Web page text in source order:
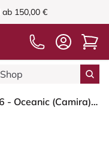
ab 150,00 €
HÅG Capisco 8106 - Oceanic (Camira) - Recyceltes Polyester - OCI014 - Light beige - Schwarz - 150mm (Sitzhöhe 40-55cm) - Bodengleiter